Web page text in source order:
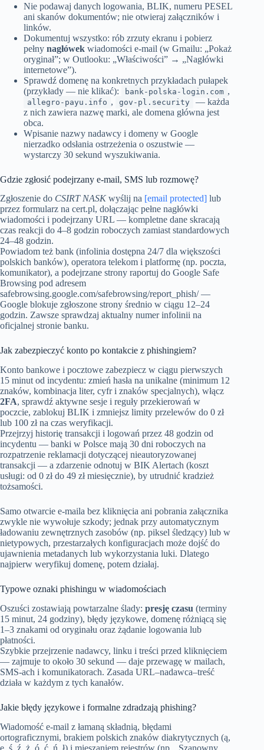
Nie podawaj danych logowania, BLIK, numeru PESEL
ani skanów dokumentów; nie otwieraj załączników i
linków.
Dokumentuj wszystko: rób zrzuty ekranu i pobierz
pełny nagłówek wiadomości e-mail (w Gmailu: „Pokaż
oryginał”; w Outlooku: „Właściwości” → „Nagłówki
internetowe”).
Sprawdź domenę na konkretnych przykładach pułapek
(przykłady — nie klikać):
bank-polska-login.com ,
allegro-payu.info , gov-pl.security
— każda
z nich zawiera nazwę marki, ale domena główna jest
obca.
Wpisanie nazwy nadawcy i domeny w Google
nierzadko odsłania ostrzeżenia o oszustwie —
wystarczy 30 sekund wyszukiwania.
Gdzie zgłosić podejrzany e-mail, SMS lub rozmowę?
Zgłoszenie do CSIRT NASKwyślij na [email protected] lub
przez formularz na cert.pl, dołączając pełne nagłówki
wiadomości i podejrzany URL — kompletne dane skracają
czas reakcji do 4–8 godzin roboczych zamiast standardowych
24–48 godzin.
Powiadom też bank (infolinia dostępna 24/7 dla większości
polskich banków), operatora telekom i platformę (np. poczta,
komunikator), a podejrzane strony raportuj do Google Safe
Browsing pod adresem
safebrowsing.google.com/safebrowsing/report_phish/ —
Google blokuje zgłoszone strony średnio w ciągu 12–24
godzin. Zawsze sprawdzaj aktualny numer infolinii na
oficjalnej stronie banku.
Jak zabezpieczyć konto po kontakcie z phishingiem?
Konto bankowe i pocztowe zabezpiecz w ciągu pierwszych
15 minut od incydentu: zmień hasła na unikalne (minimum 12
znaków, kombinacja liter, cyfr i znaków specjalnych), włącz
2FA, sprawdź aktywne sesje i reguły przekierowań w
poczcie, zablokuj BLIK i zmniejsz limity przelewów do 0 zł
lub 100 zł na czas weryfikacji.
Przejrzyj historię transakcji i logowań przez 48 godzin od
incydentu — banki w Polsce mają 30 dni roboczych na
rozpatrzenie reklamacji dotyczącej nieautoryzowanej
transakcji — a zdarzenie odnotuj w BIK Alertach (koszt
usługi: od 0 zł do 49 zł miesięcznie), by utrudnić kradzież
tożsamości.
Samo otwarcie e-maila bez kliknięcia ani pobrania załącznika
zwykle nie wywołuje szkody; jednak przy automatycznym
ładowaniu zewnętrznych zasobów (np. piksel śledzący) lub w
nietypowych, przestarzałych konfiguracjach może dojść do
ujawnienia metadanych lub wykorzystania luki. Dlatego
najpierw weryfikuj domenę, potem działaj.
Typowe oznaki phishingu w wiadomościach
Oszuści zostawiają powtarzalne ślady: presję czasu (terminy
15 minut, 24 godziny), błędy językowe, domenę różniącą się
1–3 znakami od oryginału oraz żądanie logowania lub
płatności.
Szybkie przejrzenie nadawcy, linku i treści przed kliknięciem
— zajmuje to około 30 sekund — daje przewagę w mailach,
SMS-ach i komunikatorach. Zasada URL–nadawca–treść
działa w każdym z tych kanałów.
Jakie błędy językowe i formalne zdradzają phishing?
Wiadomość e-mail z łamaną składnią, błędami
ortograficznymi, brakiem polskich znaków diakrytycznych (ą,
ę, ś, ź, ż, ó, ć, ń, ł) i mieszaniem rejestrów (np. „Szanowny